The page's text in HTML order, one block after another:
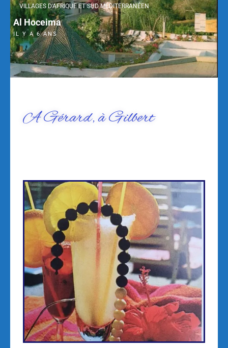
VILLAGES D'AFRIQUE ET SUD MÉDITERRANÉEN
Al Hoceima
IL Y A 6 ANS
A Gérard, à Gilbert